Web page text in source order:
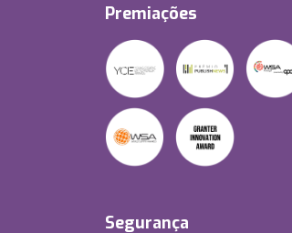
Premiações
Segurança